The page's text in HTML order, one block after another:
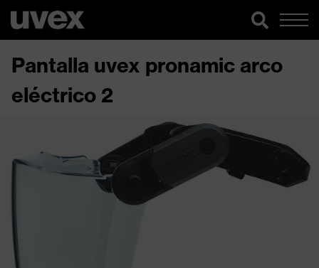
Pantalla uvex pronamic arco
eléctrico 2